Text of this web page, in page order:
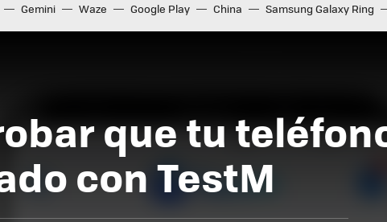
Gemini Waze Google Play China Samsung Galaxy Ring
que tu
con TestM